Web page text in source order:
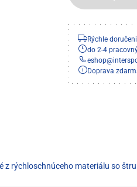
Rýchle
do 2-4
eshop@
Doprava
z rýchloschnúceho materiálu so